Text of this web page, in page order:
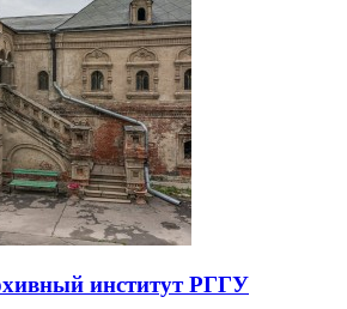
институт РГГУ